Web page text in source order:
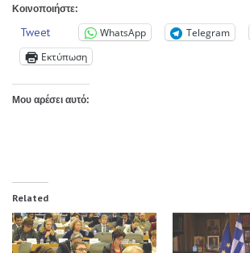
Κοινοποιήστε:
Tweet WhatsApp Telegram
Εκτύπωση
Μου αρέσει αυτό:
Related